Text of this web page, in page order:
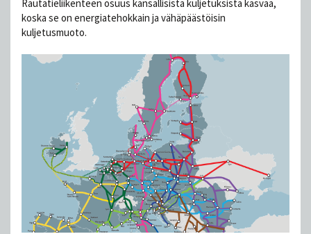
Rautatieliikenteen osuus kansallisista kuljetuksista kasvaa,
koska se on energiatehokkain ja vähäpäästöisin
kuljetusmuoto.